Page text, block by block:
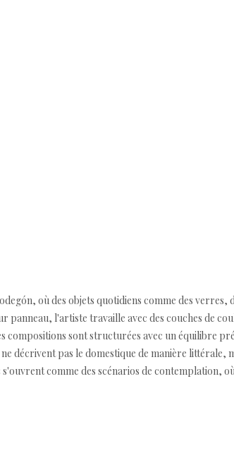
où des objets quotidiens comme des verres,
panneau, l'artiste travaille avec des couches de
compositions sont structurées avec un équilibre
décrivent pas le domestique de manière littérale,
comme des scénarios de contemplation,